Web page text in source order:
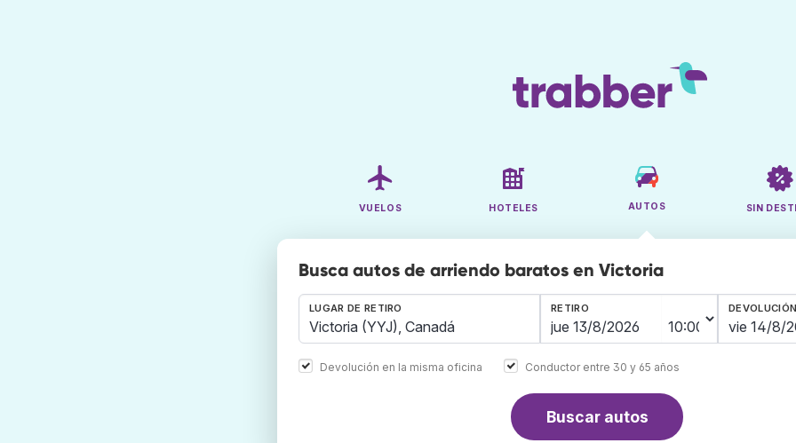
VUELOS HOTELES AUTOS SIN
Busca autos de arriendo baratos en Victoria
LUGAR DE RETIRO RETIRO
Devolución en la misma oficina Conductor entre 30 y 65 años
Buscar autos